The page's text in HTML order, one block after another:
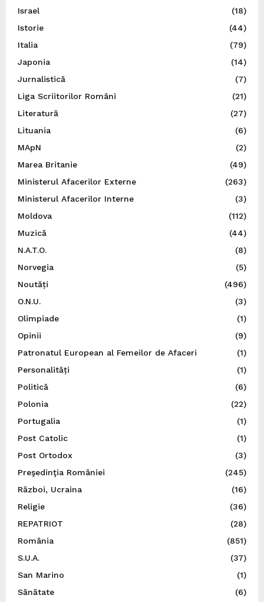
Israel
(18)
Istorie
(44)
Italia
(79)
Japonia
(14)
Jurnalistică
(7)
Liga Scriitorilor Români
(21)
Literatură
(27)
Lituania
(6)
MApN
(2)
Marea Britanie
(49)
Ministerul Afacerilor Externe
(263)
Ministerul Afacerilor Interne
(3)
Moldova
(112)
Muzică
(44)
N.A.T.O.
(8)
Norvegia
(5)
Noutăți
(496)
O.N.U.
(3)
Olimpiade
(1)
Opinii
(9)
Patronatul European al Femeilor de Afaceri
(1)
Personalități
(1)
Politică
(6)
Polonia
(22)
Portugalia
(1)
Post Catolic
(1)
Post Ortodox
(3)
Preşedinţia României
(245)
Război, Ucraina
(16)
Religie
(36)
REPATRIOT
(28)
România
(851)
S.U.A.
(37)
San Marino
(1)
Sănătate
(6)